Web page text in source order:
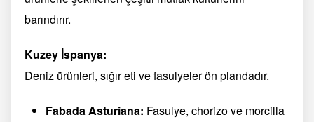
barındırır.
Kuzey İspanya:
Deniz ürünleri, sığır eti ve fasulyeler ön plandadır.
Fabada Asturiana: Fasulye, chorizo ve morcilla